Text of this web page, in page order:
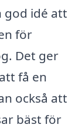
god idé att
för
Det ger
få en
också att
bäst för